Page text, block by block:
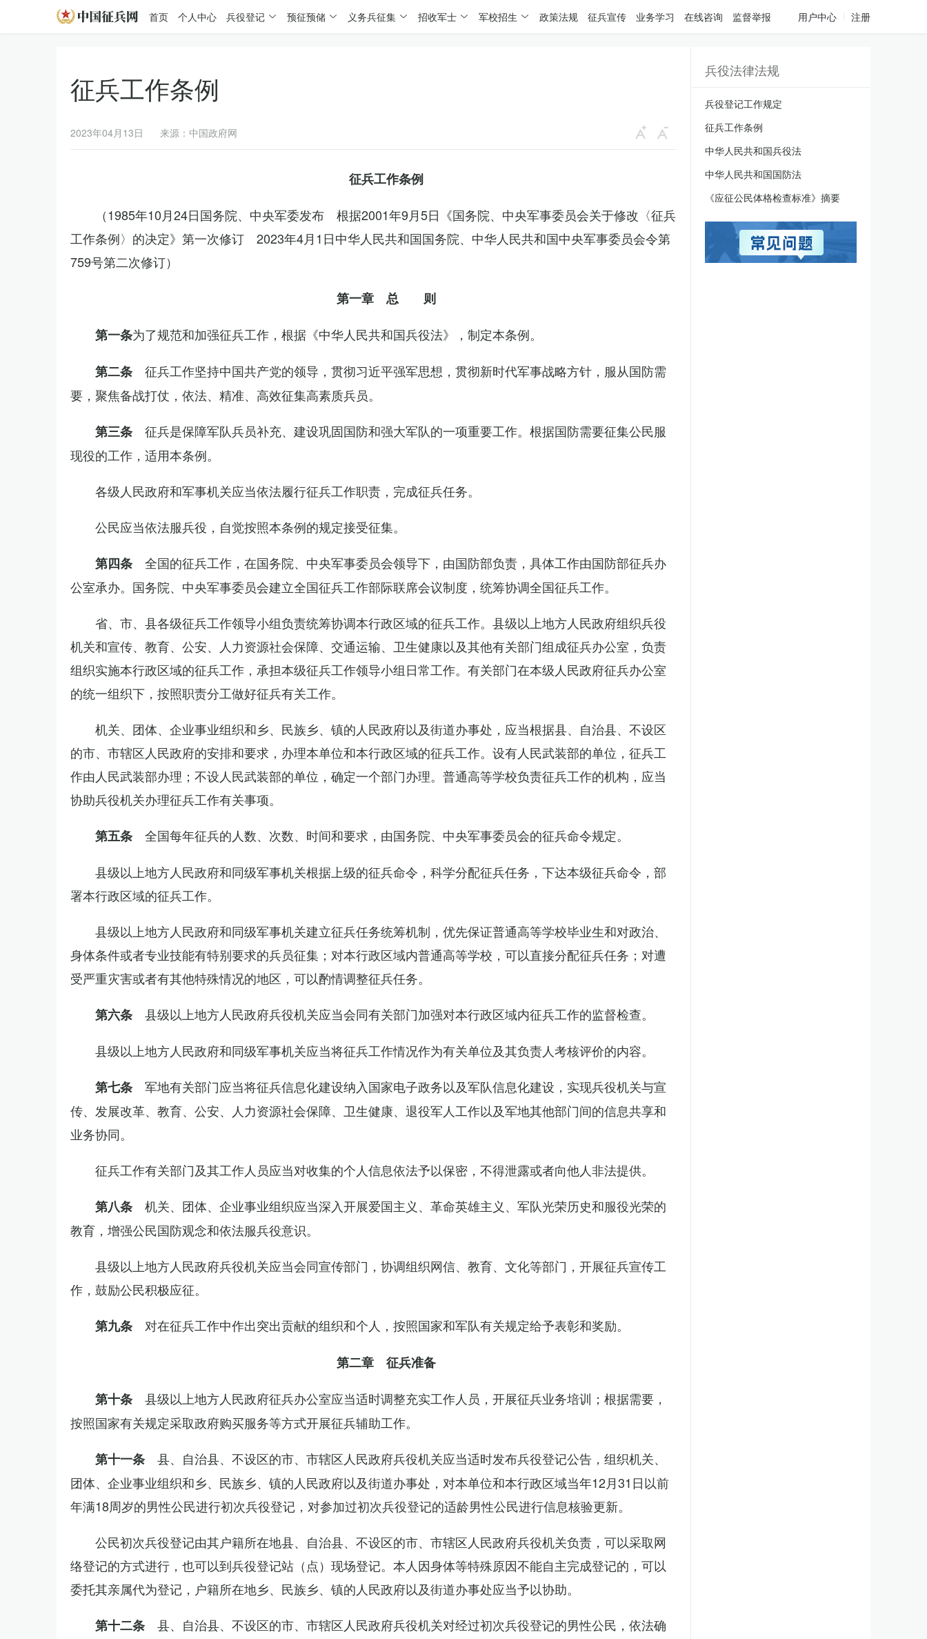
首页 个人中心 兵役登记 预征预储 义务兵征集 招收军士 军校招生 政策法规 征兵宣传 业务学习 在线咨询 监督举报 用户中心 注册
征兵工作条例
2023年04月13日 来源：中国政府网
征兵工作条例
（1985年10月24日国务院、中央军委发布 根据2001年9月5日《国务院、中央军事委员会关于修改〈征兵
工作条例〉的决定》第一次修订 2023年4月1日中华人民共和国国务院、中华人民共和国中央军事委员会令第
759号第二次修订）
第一章 总 则
第一条为了规范和加强征兵工作，根据《中华人民共和国兵役法》，制定本条例。
第二条 征兵工作坚持中国共产党的领导，贯彻习近平强军思想，贯彻新时代军事战略方针，服从国防需
要，聚焦备战打仗，依法、精准、高效征集高素质兵员。
第三条 征兵是保障军队兵员补充、建设巩固国防和强大军队的一项重要工作。根据国防需要征集公民服
现役的工作，适用本条例。
各级人民政府和军事机关应当依法履行征兵工作职责，完成征兵任务。
公民应当依法服兵役，自觉按照本条例的规定接受征集。
第四条 全国的征兵工作，在国务院、中央军事委员会领导下，由国防部负责，具体工作由国防部征兵办
公室承办。国务院、中央军事委员会建立全国征兵工作部际联席会议制度，统筹协调全国征兵工作。
省、市、县各级征兵工作领导小组负责统筹协调本行政区域的征兵工作。县级以上地方人民政府组织兵役
机关和宣传、教育、公安、人力资源社会保障、交通运输、卫生健康以及其他有关部门组成征兵办公室，负责
组织实施本行政区域的征兵工作，承担本级征兵工作领导小组日常工作。有关部门在本级人民政府征兵办公室
的统一组织下，按照职责分工做好征兵有关工作。
机关、团体、企业事业组织和乡、民族乡、镇的人民政府以及街道办事处，应当根据县、自治县、不设区
的市、市辖区人民政府的安排和要求，办理本单位和本行政区域的征兵工作。设有人民武装部的单位，征兵工
作由人民武装部办理；不设人民武装部的单位，确定一个部门办理。普通高等学校负责征兵工作的机构，应当
协助兵役机关办理征兵工作有关事项。
第五条 全国每年征兵的人数、次数、时间和要求，由国务院、中央军事委员会的征兵命令规定。
县级以上地方人民政府和同级军事机关根据上级的征兵命令，科学分配征兵任务，下达本级征兵命令，部
署本行政区域的征兵工作。
县级以上地方人民政府和同级军事机关建立征兵任务统筹机制，优先保证普通高等学校毕业生和对政治、
身体条件或者专业技能有特别要求的兵员征集；对本行政区域内普通高等学校，可以直接分配征兵任务；对遭
受严重灾害或者有其他特殊情况的地区，可以酌情调整征兵任务。
第六条 县级以上地方人民政府兵役机关应当会同有关部门加强对本行政区域内征兵工作的监督检查。
县级以上地方人民政府和同级军事机关应当将征兵工作情况作为有关单位及其负责人考核评价的内容。
第七条 军地有关部门应当将征兵信息化建设纳入国家电子政务以及军队信息化建设，实现兵役机关与宣
传、发展改革、教育、公安、人力资源社会保障、卫生健康、退役军人工作以及军地其他部门间的信息共享和
业务协同。
征兵工作有关部门及其工作人员应当对收集的个人信息依法予以保密，不得泄露或者向他人非法提供。
第八条 机关、团体、企业事业组织应当深入开展爱国主义、革命英雄主义、军队光荣历史和服役光荣的
教育，增强公民国防观念和依法服兵役意识。
县级以上地方人民政府兵役机关应当会同宣传部门，协调组织网信、教育、文化等部门，开展征兵宣传工
作，鼓励公民积极应征。
第九条 对在征兵工作中作出突出贡献的组织和个人，按照国家和军队有关规定给予表彰和奖励。
第二章 征兵准备
第十条 县级以上地方人民政府征兵办公室应当适时调整充实工作人员，开展征兵业务培训；根据需要，
按照国家有关规定采取政府购买服务等方式开展征兵辅助工作。
第十一条 县、自治县、不设区的市、市辖区人民政府兵役机关应当适时发布兵役登记公告，组织机关、
团体、企业事业组织和乡、民族乡、镇的人民政府以及街道办事处，对本单位和本行政区域当年12月31日以前
年满18周岁的男性公民进行初次兵役登记，对参加过初次兵役登记的适龄男性公民进行信息核验更新。
公民初次兵役登记由其户籍所在地县、自治县、不设区的市、市辖区人民政府兵役机关负责，可以采取网
络登记的方式进行，也可以到兵役登记站（点）现场登记。本人因身体等特殊原因不能自主完成登记的，可以
委托其亲属代为登记，户籍所在地乡、民族乡、镇的人民政府以及街道办事处应当予以协助。
第十二条 县、自治县、不设区的市、市辖区人民政府兵役机关对经过初次兵役登记的男性公民，依法确
兵役法律法规
兵役登记工作规定
征兵工作条例
中华人民共和国兵役法
中华人民共和国国防法
《应征公民体格检查标准》摘要